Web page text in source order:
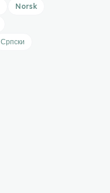
Norsk
Српски